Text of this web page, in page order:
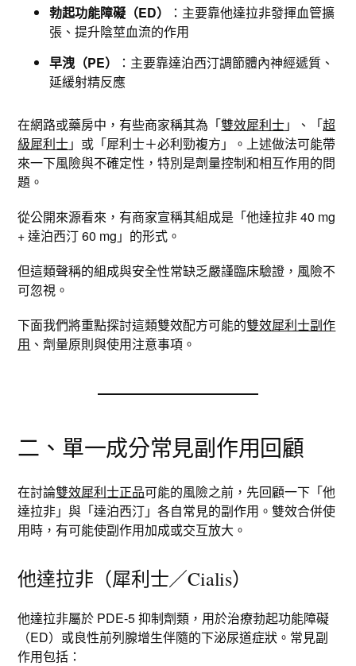
勃起功能障礙（ED）
：主要靠他達拉非發揮血管擴
張、提升陰莖血流的作用
早洩（PE）
：主要靠達泊西汀調節體內神經遞質、
延緩射精反應
在網路或藥房中，有些商家稱其為「雙效犀利士」、「超
級犀利士」或「犀利士＋必利勁複方」。上述做法可能帶
來一下風險與不確定性，特別是劑量控制和相互作用的問
題。
從公開來源看來，有商家宣稱其組成是「他達拉非 40 mg
+ 達泊西汀 60 mg」的形式。​
但這類聲稱的組成與安全性常缺乏嚴謹臨床驗證，風險不
可忽視。
下面我們將重點探討這類雙效配方可能的雙效犀利士副作
用 、劑量原則與使用注意事項。
二、單一成分常見副作用回顧
在討論雙效犀利士正品可能的風險之前，先回顧一下「他
達拉非」與「達泊西汀」各自常見的副作用。雙效合併使
用時，有可能使副作用加成或交互放大。
他達拉非（犀利士／Cialis）
他達拉非屬於 PDE-5 抑制劑類，用於治療勃起功能障礙
（ED）或良性前列腺增生伴隨的下泌尿道症狀。常見副
作用包括：